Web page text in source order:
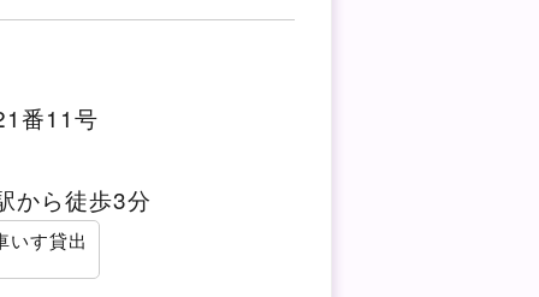
番11号
から徒歩3分
いす貸出